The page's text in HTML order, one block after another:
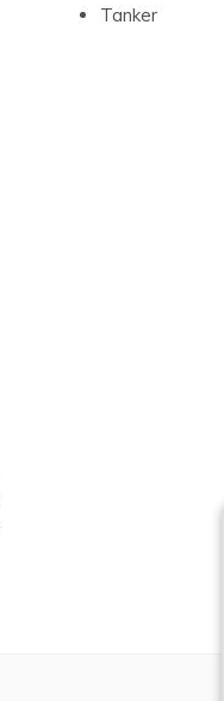
Tanker